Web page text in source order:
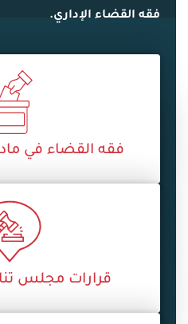
فقه القضاء الإداري.
فقه القضاء في مادة
قرارات مجلس